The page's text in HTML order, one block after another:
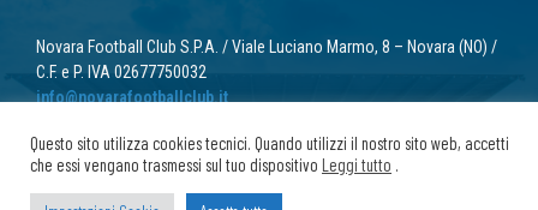
Novara Football Club S.P.A. / Viale Luciano Marmo, 8 – Novara (NO) /
C.F. e P. IVA 02677750032
info@novarafootballclub.it
© 2022 Novara Football Club. Tutti i diritti riservati.
Privacy/ Cookie
Questo sito utilizza cookies tecnici. Quando utilizzi il nostro sito web, accetti
che essi vengano trasmessi sul tuo dispositivo Leggi tutto .